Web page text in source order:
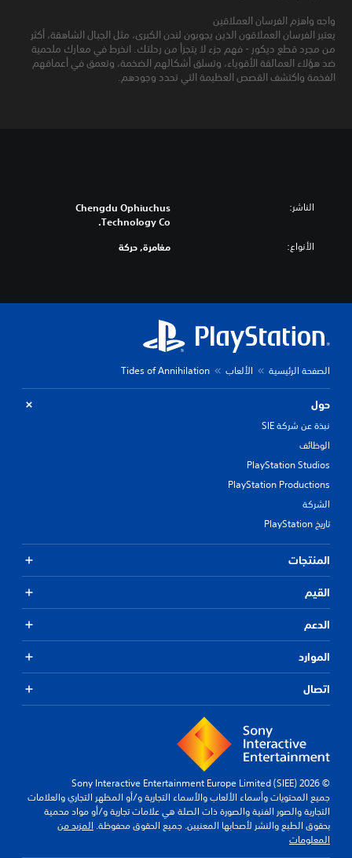
واجه واهزم الفرسان العملاقين
يعتبر الفرسان العملاقون الذين يجوبون لندن الكبرى، مثل الجبال الشاهقة، أكثر
من مجرد قطع ديكور - فهم جزء لا يتجزأ من رحلتك. انخرط في معارك ملحمية
ضد هؤلاء العمالقة الأقوياء، وتسلق أشكالهم الضخمة، وتعمق في أعماقهم
الفخمة واكتشف القصص العظيمة التي تحدد وجودهم.
الناشر:
Chengdu Ophiuchus
Technology Co.
الأنواع: مغامرة, حركة
الصفحة الرئيسية الألعاب Tides of Annihilation
حول
نبذة عن شركة SIE
الوظائف
PlayStation Studios
PlayStation Productions
الشركة
تاريخ PlayStation
المنتجات
القيم
الدعم
الموارد
اتصال
© 2026 Sony Interactive Entertainment Europe Limited (SIEE)
جميع المحتويات وأسماء الألعاب والأسماء التجارية و/أو المظهر التجاري والعلامات
التجارية والصور الفنية والصورة ذات الصلة هي علامات تجارية و/أو مواد محمية
بحقوق الطبع والنشر لأصحابها المعنيين. جميع الحقوق محفوظة. المزيد من
المعلومات